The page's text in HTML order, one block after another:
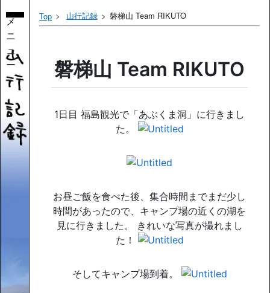
メ
ニ
ュ
ー
Top 山行記録 磐梯山 Team RIKUTO
磐梯山 Team RIKUTO
1日目 福島観光で「あぶくま洞」に行きまし
た。
お昼ご飯を食べた後、集合時間までまだ少し
時間があったので、キャンプ場の近くの湖を
見に行きました。 きれいな写真が撮れまし
た！
そしてキャンプ場到着。